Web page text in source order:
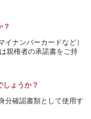
？
ナンバーカードなど）
親権者の承諾書をご持
ょうか？
分確認書類として使用す